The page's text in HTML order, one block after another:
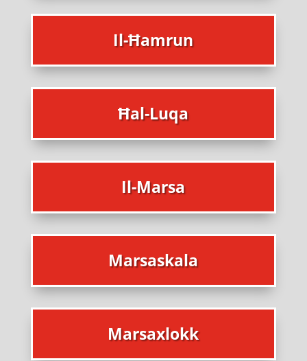
Il-Ħamrun
Ħal-Luqa
Il-Marsa
Marsaskala
Marsaxlokk